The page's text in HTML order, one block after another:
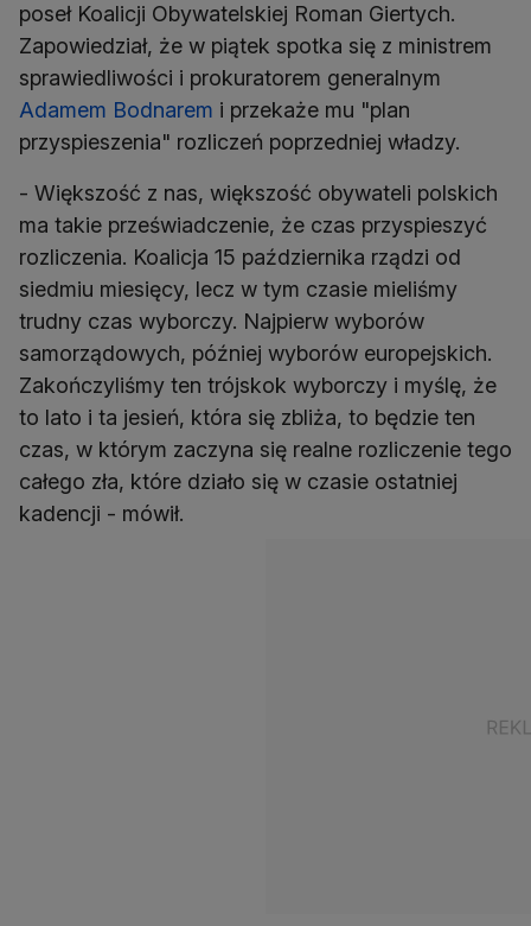
poseł Koalicji Obywatelskiej Roman Giertych.
Zapowiedział, że w piątek spotka się z ministrem
sprawiedliwości i prokuratorem generalnym
Adamem Bodnarem i przekaże mu "plan
przyspieszenia" rozliczeń poprzedniej władzy.
- Większość z nas, większość obywateli polskich
ma takie przeświadczenie, że czas przyspieszyć
rozliczenia. Koalicja 15 października rządzi od
siedmiu miesięcy, lecz w tym czasie mieliśmy
trudny czas wyborczy. Najpierw wyborów
samorządowych, później wyborów europejskich.
Zakończyliśmy ten trójskok wyborczy i myślę, że
to lato i ta jesień, która się zbliża, to będzie ten
czas, w którym zaczyna się realne rozliczenie tego
całego zła, które działo się w czasie ostatniej
kadencji - mówił.